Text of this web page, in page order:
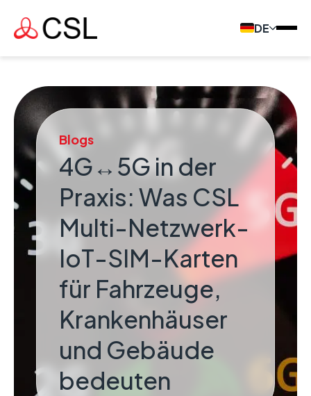
DE
Blogs
4G↔5G in der
Praxis: Was CSL
Multi-Netzwerk-
IoT-SIM-Karten
für Fahrzeuge,
Krankenhäuser
und Gebäude
bedeuten